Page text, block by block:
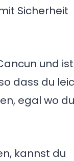
Sicherheit
und ist
dass du
egal wo du
kannst du